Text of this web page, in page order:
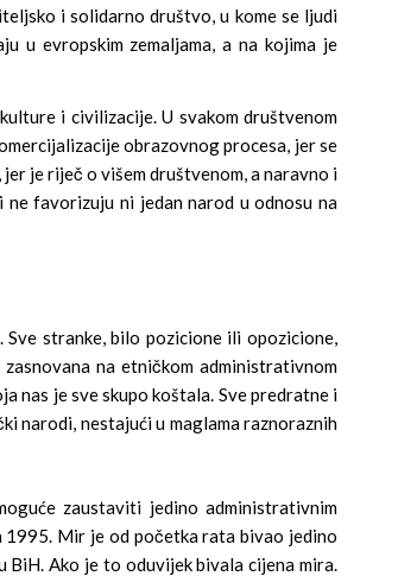
i solidarno društvo, u kome se ljudi
u evropskim zemaljama, a na kojima je
i civilizacije. U svakom društvenom
obrazovnog procesa, jer se
je riječ o višem društvenom, a naravno i
favorizuju ni jedan narod u odnosu na
stranke, bilo pozicione ili opozicione,
na etničkom administrativnom
nas je sve skupo koštala. Sve predratne i
narodi, nestajući u maglama raznoraznih
zaustaviti jedino administrativnim
1995. Mir je od početka rata bivao jedino
BiH. Ako je to oduvijek bivala cijena mira.